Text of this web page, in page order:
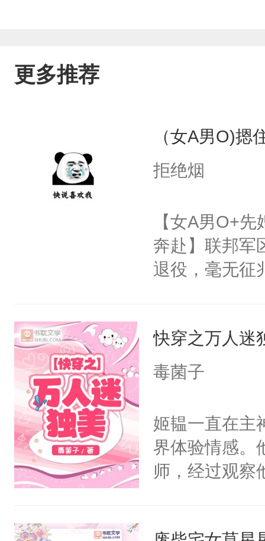
更多推荐
（女A男O)摁
拒绝烟
【女A男O+
奔赴】联邦军
退役，毫无征
要Omega？
桌）没门儿
烂衫。一早被
惶惶哭个不停
的那个Alpha
到了一股异样
决心：死缠烂
快穿之万人迷
毒菌子
姬韫一直在主
界体验情感。
师，经过观察